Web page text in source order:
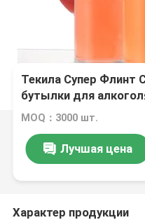
Текила Супер Флинт
бутылки для
MOQ：3000 шт.
Лучшая цена
Характер продукции